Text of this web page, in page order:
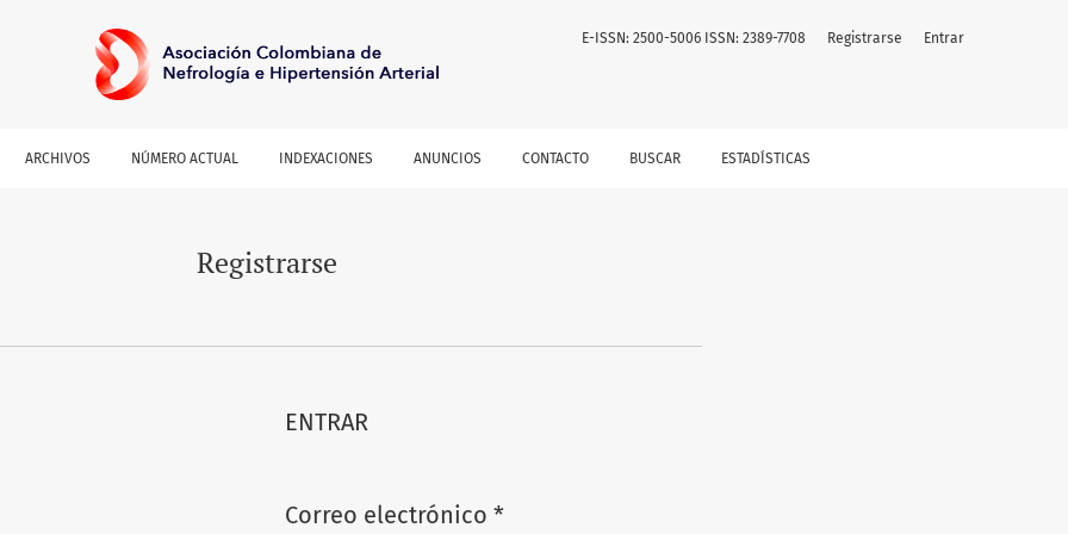
ARCHIVOS NÚMERO ACTUAL INDEXACIONES ANUNCIOS CONTACTO BUSCAR ESTADÍSTICAS
E-ISSN: 2500-5006 ISSN: 2389-7708 Registrarse Entrar
Registrarse
ENTRAR
Correo electrónico *